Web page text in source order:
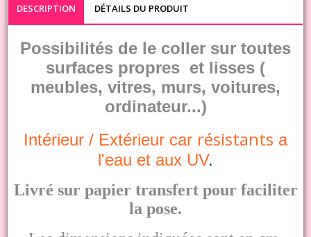
DESCRIPTION DÉTAILS DU PRODUIT
Possibilités de le coller sur toutes
surfaces propres et lisses (
meubles, vitres, murs, voitures,
ordinateur...)
Intérieur / Extérieur car résistants a
l'eau et aux UV.
Livré sur papier transfert pour faciliter
la pose.